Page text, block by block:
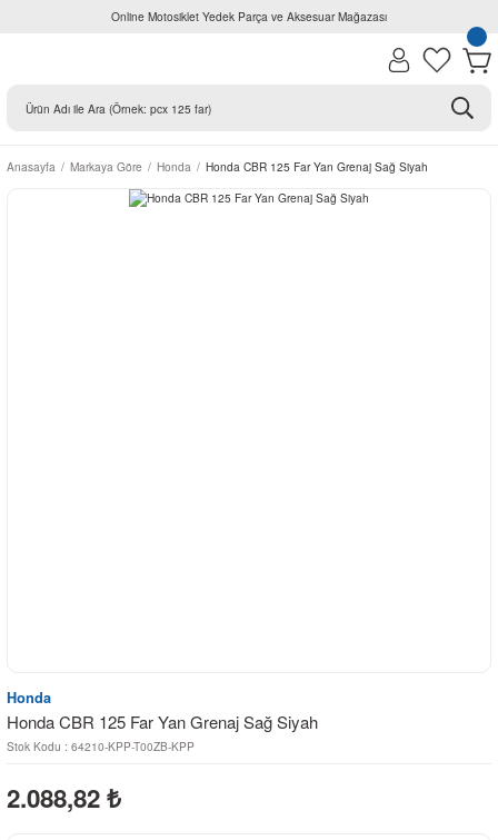
Online Motosiklet Yedek Parça ve Aksesuar Mağazası
Anasayfa Markaya Göre Honda Honda CBR 125 Far Yan Grenaj Sağ Siyah
Honda
Honda CBR 125 Far Yan Grenaj Sağ Siyah
Stok Kodu : 64210-KPP-T00ZB-KPP
2.088,82 ₺